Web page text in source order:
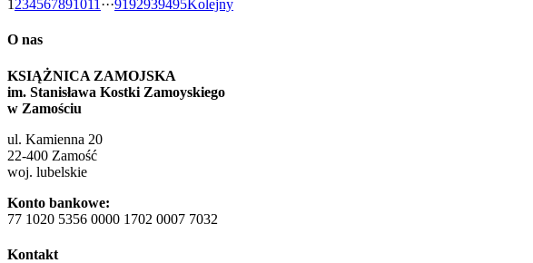
1 234567891011 ···9192939495Kolejny
O nas
KSIĄŻNICA ZAMOJSKA
im. Stanisława Kostki Zamoyskiego
w Zamościu
ul. Kamienna 20
22-400 Zamość
woj. lubelskie
Konto bankowe:
77 1020 5356 0000 1702 0007 7032
Kontakt